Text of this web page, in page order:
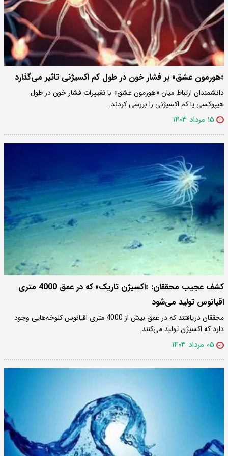
«هورمون عشق» بر فشار خون در طول کم اکسیژنی تاثیر می‌گذارد
دانشمندان ارتباط میان «هورمون عشق» با تغییرات فشار خون در طول
هیپوکسی یا کم اکسیژنی را بررسی کردند.
۱۵ مرداد ۱۴۰۳
کشف عجیب محققان: «اکسیژن تاریک» که در عمق 4000 متری
اقیانوس‌ تولید می‌شود
محققان دریافتند که در عمق بیش از 4000 متری اقیانوس کلوخه‌هایی وجود
دارد که اکسیژن تولید می‌کنند.
۰۵ مرداد ۱۴۰۳